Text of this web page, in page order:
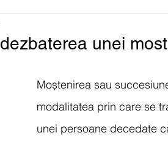
munca
unei
Moștenirea sau
modalitatea prin care se
unei persoane decedate